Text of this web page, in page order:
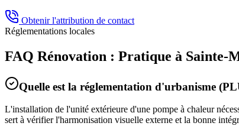
Obtenir l'attribution de contact
Réglementations locales
FAQ Rénovation : Pratique à Sainte-
Quelle est la réglementation d'urbanisme
L'installation de l'unité extérieure d'une pompe à chaleur
sert à vérifier l'harmonisation visuelle externe et la bonne